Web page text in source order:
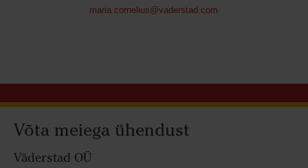
maria.cornelius@vaderstad.com
Võta meiega ühendust
Väderstad OÜ